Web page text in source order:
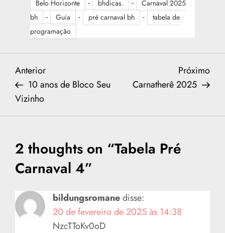
Belo Horizonte bhdicas.
Carnaval 2025
bh
- Guia - pré carnaval bh -
tabela de
programação
N
a
v
e
g
a
ç
Previous
Post
Anterior
10 anos de Bloco Seu
Vizinho
Post
Próximo
Carnatherê 2025
2 thoughts on “Tabela Pré
Carnaval 4”
bildungsromanedisse:
20 de fevereiro de 2025 às 14:38
NzcTToKv0oD